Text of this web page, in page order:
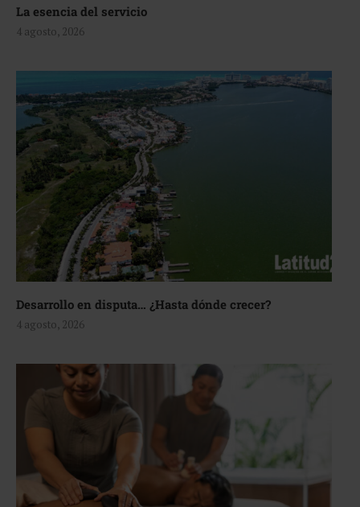
La esencia del servicio
4 agosto, 2026
Desarrollo en disputa… ¿Hasta dónde crecer?
4 agosto, 2026